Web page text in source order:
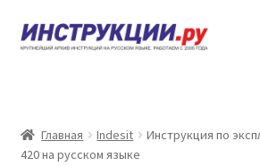
Перейти
к
Перейти
к
Каталог инструкций по
Главная Indesit
Инструкция по
420 на русском языке